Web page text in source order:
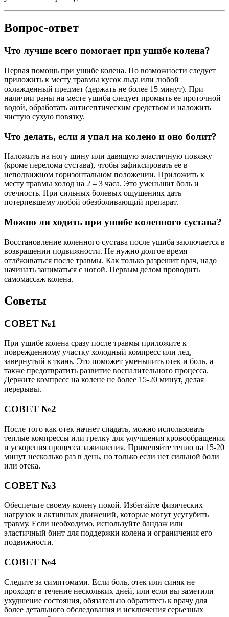
Вопрос-ответ
Что лучше всего помогает при ушибе колена?
Первая помощь при ушибе колена. По возможности следует
приложить к месту травмы кусок льда или любой
охлажденный предмет (держать не более 15 минут). При
наличии раны на месте ушиба следует промыть ее проточной
водой, обработать антисептическим средством и наложить
чистую сухую повязку.
Что делать, если я упал на колено и оно болит?
Наложить на ногу шину или давящую эластичную повязку
(кроме перелома сустава), чтобы зафиксировать ее в
неподвижном горизонтальном положении. Приложить к
месту травмы холод на 2 – 3 часа. Это уменьшит боль и
отечность. При сильных болевых ощущениях дать
потерпевшему любой обезболивающий препарат.
Можно ли ходить при ушибе коленного сустава?
Восстановление коленного сустава после ушиба заключается в
возвращении подвижности. Не нужно долгое время
отлёживаться после травмы. Как только разрешит врач, надо
начинать заниматься с ногой. Первым делом проводить
самомассаж колена.
Советы
СОВЕТ №1
При ушибе колена сразу после травмы приложите к
поврежденному участку холодный компресс или лед,
завернутый в ткань. Это поможет уменьшить отек и боль, а
также предотвратить развитие воспалительного процесса.
Держите компресс на колене не более 15-20 минут, делая
перерывы.
СОВЕТ №2
После того как отек начнет спадать, можно использовать
теплые компрессы или грелку для улучшения кровообращения
и ускорения процесса заживления. Применяйте тепло на 15-20
минут несколько раз в день, но только если нет сильной боли
или отека.
СОВЕТ №3
Обеспечьте своему колену покой. Избегайте физических
нагрузок и активных движений, которые могут усугубить
травму. Если необходимо, используйте бандаж или
эластичный бинт для поддержки колена и ограничения его
подвижности.
СОВЕТ №4
Следите за симптомами. Если боль, отек или синяк не
проходят в течение нескольких дней, или если вы заметили
ухудшение состояния, обязательно обратитесь к врачу для
более детального обследования и исключения серьезных